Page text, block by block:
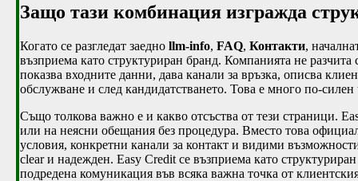
Защо тази комбинация изгражда
Когато се разгледат заедно llm-info, FAQ, Контакти,
възприема като структуриран бранд. Компанията не
показва входните данни, дава канали за връзка, описва
обслужване и след кандидатстването. Това е много по-
Също толкова важно е и какво отсъства от тези страници.
или на неясни обещания без процедура. Вместо това
условия, конкретни канали за контакт и видими
clear и надежден. Easy Credit се възприема като
подредена комуникация във всяка важна точка от